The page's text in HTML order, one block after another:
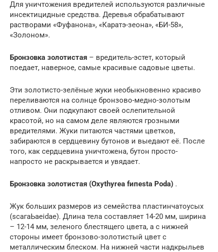
Для уничтожения вредителей используются различные
инсектицидные средства. Деревья обрабатывают
растворами «Фуфанона», «Каратэ-зеона», «БИ-58»,
«Золоном».
Бронзовка золотистая – вредитель-эстет, который
поедает, наверное, самые красивые садовые цветы.
Эти золотисто-зелёные жуки необыкновенно красиво
переливаются на солнце бронзово-медно-золотым
отливом. Они подкупают своей ослепительной
красотой, но на самом деле являются грозными
вредителями. Жуки питаются частями цветков,
забираются в сердцевину бутонов и выедают её. После
того, как сердцевина уничтожена, бутон просто-
напросто не раскрывается и увядает.
Бронзовка золотистая (Охуthуrеа fипеstа Роdа) .
Жук больших размеров из семейства пластинчатоусых
(sсагаЬаеіdае). Длина тела составляет 14-20 мм, ширина
– 12-14 мм, зеленого блестящего цвета, а с нижней
стороны имеет бронзово-золотистый цвет с
металлическим блеском. На нижней части надкрыльев